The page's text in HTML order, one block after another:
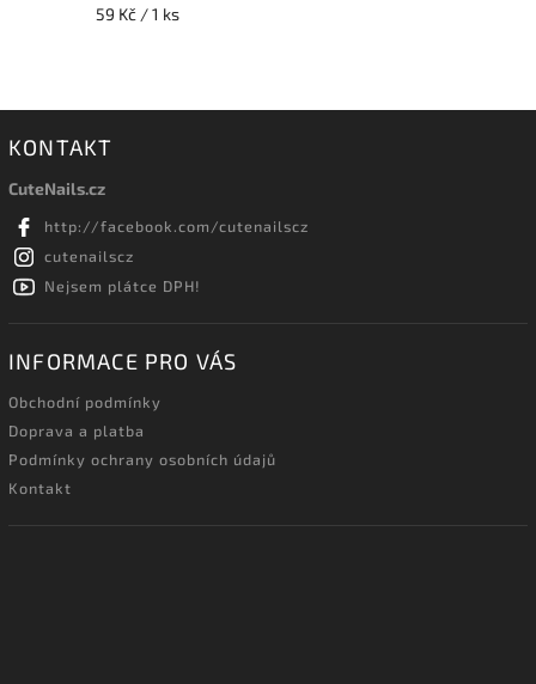
59 Kč / 1 ks
KONTAKT
CuteNails.cz
http://facebook.com/cutenailscz
cutenailscz
Nejsem plátce DPH!
INFORMACE PRO VÁS
Obchodní podmínky
Doprava a platba
Podmínky ochrany osobních údajů
Kontakt